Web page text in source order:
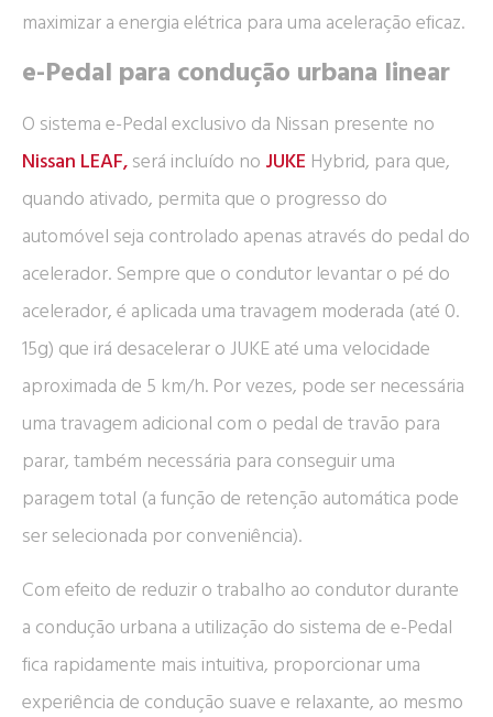
maximizar a energia elétrica para uma aceleração eficaz.
e-Pedal para condução urbana linear
O sistema e-Pedal exclusivo da Nissan presente no
Nissan LEAF, será incluído no JUKE Hybrid, para que,
quando ativado, permita que o progresso do
automóvel seja controlado apenas através do pedal do
acelerador. Sempre que o condutor levantar o pé do
acelerador, é aplicada uma travagem moderada (até 0.
15g) que irá desacelerar o JUKE até uma velocidade
aproximada de 5 km/h. Por vezes, pode ser necessária
uma travagem adicional com o pedal de travão para
parar, também necessária para conseguir uma
paragem total (a função de retenção automática pode
ser selecionada por conveniência).
Com efeito de reduzir o trabalho ao condutor durante
a condução urbana a utilização do sistema de e-Pedal
fica rapidamente mais intuitiva, proporcionar uma
experiência de condução suave e relaxante, ao mesmo